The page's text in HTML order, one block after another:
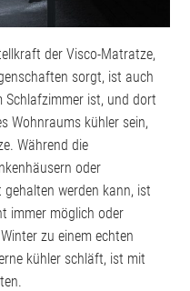
der Visco-Matratze,
sorgt, ist auch
Schlafzimmer ist, und dort
Wohnraums kühler sein,
Während die
oder
werden kann, ist
immer möglich oder
zu einem echten
kühler schläft, ist mit